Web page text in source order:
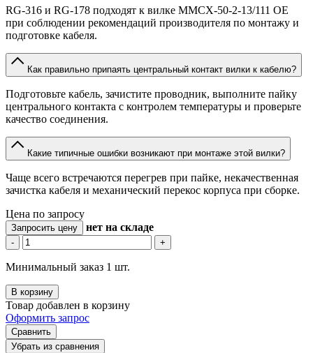
RG-316 и RG-178 подходят к вилке MMCX-50-2-13/111 OE
при соблюдении рекомендаций производителя по монтажу и
подготовке кабеля.
Как правильно припаять центральный контакт вилки к кабелю?
Подготовьте кабель, зачистите проводник, выполните пайку
центрального контакта с контролем температуры и проверьте
качество соединения.
Какие типичные ошибки возникают при монтаже этой вилки?
Чаще всего встречаются перегрев при пайке, некачественная
зачистка кабеля и механический перекос корпуса при сборке.
Цена по запросу
Запросить цену нет на складе
- +
Минимальный заказ 1 шт.
В корзину
Товар добавлен в корзину
Оформить запрос
Сравнить
Убрать из сравнения